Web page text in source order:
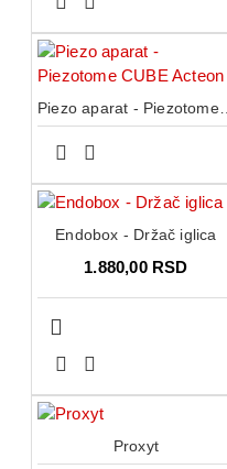
Piezo aparat - Piezotome CUBE Acteon
Endobox - Držač iglica
1.880,00 RSD
Proxyt